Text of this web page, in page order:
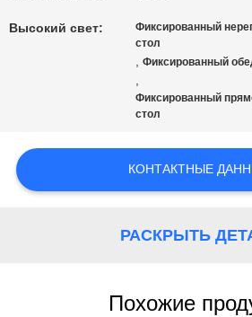
PRIVACY
Высокий свет:
Фиксированный
стол
,Фиксированный
,
Фиксированный
стол
КОНТАКТНЫЕ
РАСКРЫТЬ
Похожие